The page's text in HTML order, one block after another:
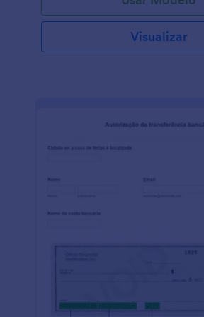
Visualizar